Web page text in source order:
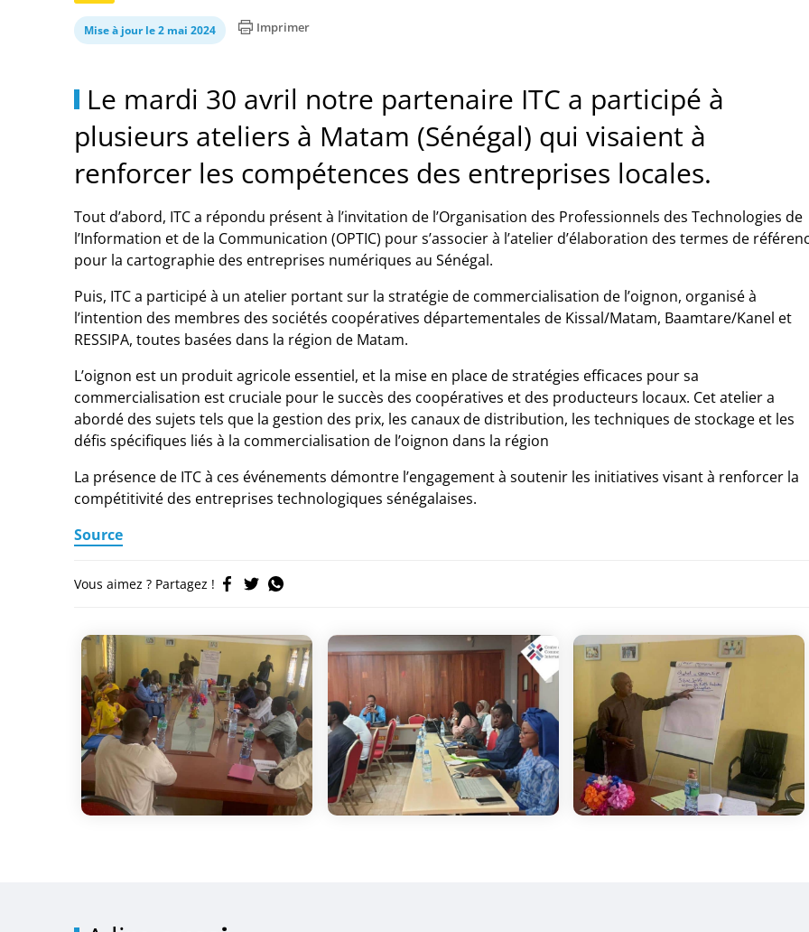
Mise à jour le 2 mai 2024 Imprimer
Le mardi 30 avril notre partenaire ITC a participé à
plusieurs ateliers à Matam (Sénégal) qui visaient à
renforcer les compétences des entreprises locales.
Tout d’abord, ITC a répondu présent à l’invitation de l’Organisation des Professionnels des Technologies de
l’Information et de la Communication (OPTIC) pour s’associer à l’atelier d’élaboration des termes de
pour la cartographie des entreprises numériques au Sénégal.
Puis, ITC a participé à un atelier portant sur la stratégie de commercialisation de l’oignon, organisé à
l’intention des membres des sociétés coopératives départementales de Kissal/Matam, Baamtare/Kanel et
RESSIPA, toutes basées dans la région de Matam.
L’oignon est un produit agricole essentiel, et la mise en place de stratégies efficaces pour sa
commercialisation est cruciale pour le succès des coopératives et des producteurs locaux. Cet atelier a
abordé des sujets tels que la gestion des prix, les canaux de distribution, les techniques de stockage et les
défis spécifiques liés à la commercialisation de l’oignon dans la région
La présence de ITC à ces événements démontre l’engagement à soutenir les initiatives visant à renforcer la
compétitivité des entreprises technologiques sénégalaises.
Source
Vous aimez ? Partagez !